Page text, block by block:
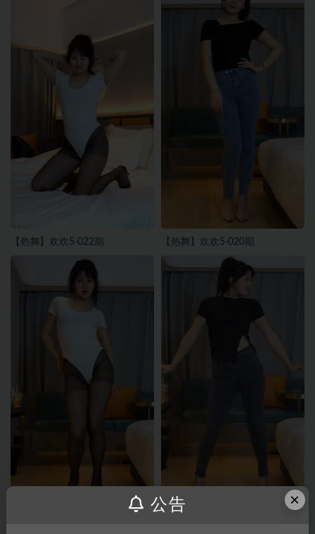
【热舞】欢欢5-022期 【热舞】欢欢5-020期
×
公告